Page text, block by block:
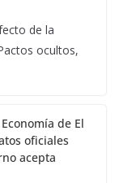
de la
ocultos,
Economía de El
oficiales
acepta